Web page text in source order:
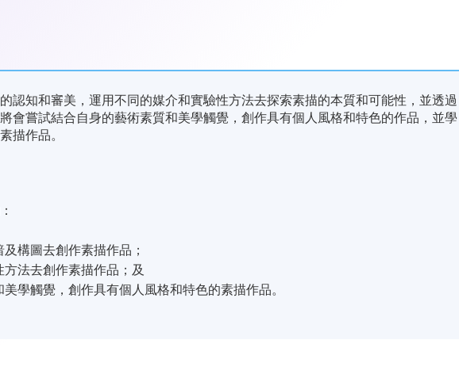
認知和審美，運用不同的媒介和實驗性方法去探索素描的本質和可能性，並透過
會嘗試結合自身的藝術素質和美學觸覺，創作具有個人風格和特色的作品，並學
描作品。
構圖去創作素描作品；
法去創作素描作品；及
學觸覺，創作具有個人風格和特色的素描作品。